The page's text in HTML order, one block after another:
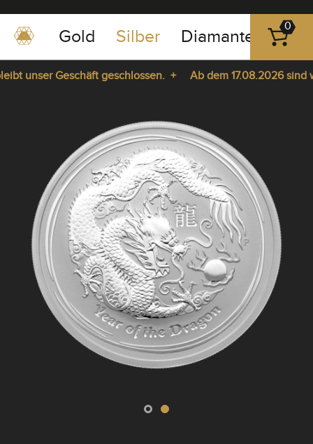
0351
-
43
Gold Silber Diamanten
0
unser Geschäft geschlossen. +
Ab dem 17.08.2026 sind